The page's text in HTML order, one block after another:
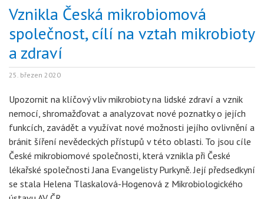
Vznikla Česká mikrobiomová
společnost, cílí na vztah mikrobioty
a zdraví
25. březen 2020
Upozornit na klíčový vliv mikrobioty na lidské zdraví a vznik
nemocí, shromažďovat a analyzovat nové poznatky o jejích
funkcích, zavádět a využívat nové možnosti jejího ovlivnění a
bránit šíření nevědeckých přístupů v této oblasti. To jsou cíle
České mikrobiomové společnosti, která vznikla při České
lékařské společnosti Jana Evangelisty Purkyně. Její předsedkyní
se stala Helena Tlaskalová-Hogenová z Mikrobiologického